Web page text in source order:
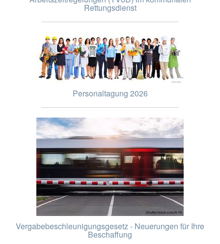
Rettungsdienst
Personaltagung 2026
Vergabebeschleunigungsgesetz - Neuerungen für Ihre
Beschaffung